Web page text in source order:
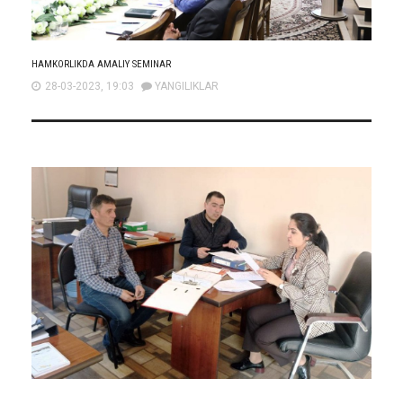
HAMKORLIKDA AMALIY SEMINAR
28-03-2023, 19:03 YANGILIKLAR